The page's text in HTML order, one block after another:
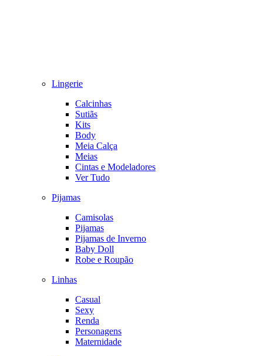
Lingerie
Calcinhas
Sutiãs
Kits
Body
Meia Calça
Meias
Cintas e Modeladores
Ver Tudo
Pijamas
Camisolas
Pijamas
Pijamas de Inverno
Baby Doll
Robe e Roupão
Linhas
Casual
Sexy
Renda
Personagens
Maternidade